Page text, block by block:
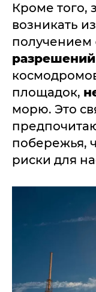
Кроме того,
возникать
получением
разрешений
площадок,
морю. Это
побережья,
риски для